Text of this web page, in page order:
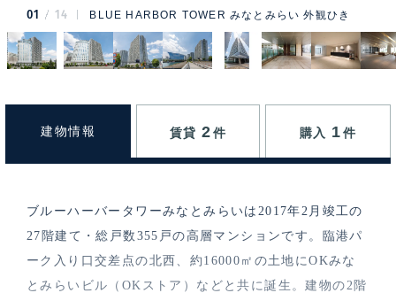
01 14 BLUE HARBOR TOWER みなとみらい 外観ひき
建物情報 賃貸 2 件 購入 1 件
ブルーハーバータワーみなとみらいは2017年2月竣工の
27階建て・総戸数355戸の高層マンションです。臨港パ
ーク入り口交差点の北西、約16000㎡の土地にOKみな
とみらいビル（OKストア）などと共に誕生。建物の2階